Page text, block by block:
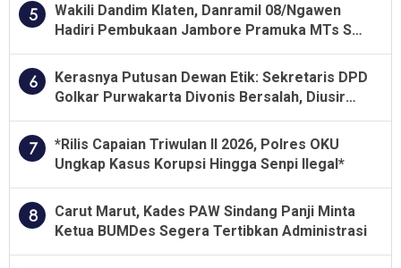
5
Wakili Dandim Klaten, Danramil 08/Ngawen
Hadiri Pembukaan Jambore Pramuka MTs Se-
6
Kerasnya Putusan Dewan Etik: Sekretaris DPD
Golkar Purwakarta Divonis Bersalah, Diusir
7
*Rilis Capaian Triwulan II 2026, Polres OKU
Ungkap Kasus Korupsi Hingga Senpi Ilegal*
8
Carut Marut, Kades PAW Sindang Panji Minta
Ketua BUMDes Segera Tertibkan Administrasi